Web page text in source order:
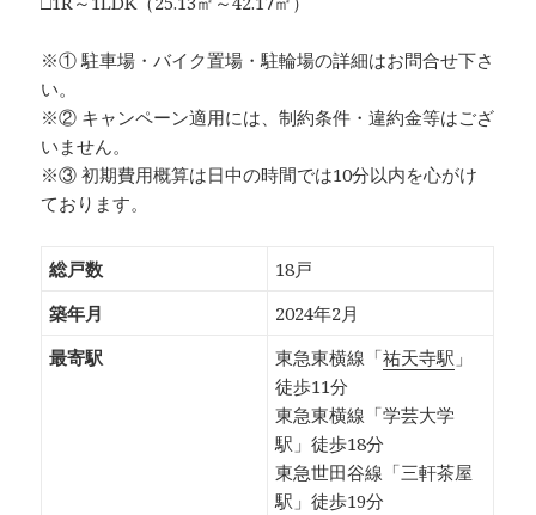
※① 駐車場・バイク置場・駐輪場の詳細はお問合せ下さ
い。
※② キャンペーン適用には、制約条件・違約金等はござ
いません。
※③ 初期費用概算は日中の時間では10分以内を心がけ
ております。
総戸数
18戸
築年月
2024年2月
最寄駅
東急東横線「祐天寺駅 」
徒歩11分
東急東横線「学芸大学
駅」徒歩18分
東急世田谷線「三軒茶屋
駅」徒歩19分